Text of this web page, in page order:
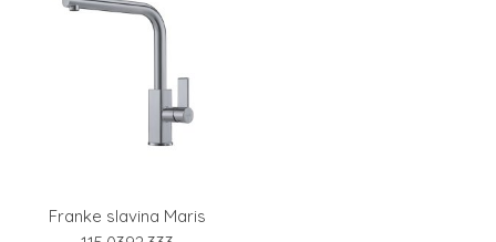
Franke slavina Maris